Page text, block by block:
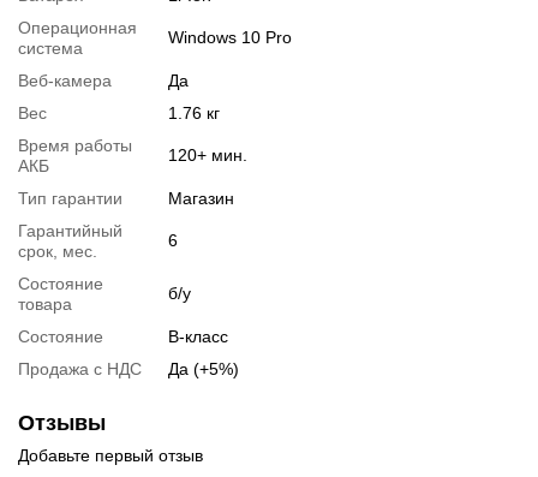
📧Запрос оптовой цены
Отслеживать на Facebook
Операционная
система
Windows 10 Pro
Веб-камера
Да
Вес
1.76 кг
Время работы
АКБ
120+ мин.
Тип гарантии
Магазин
Гарантийный
срок, мес.
6
Состояние
товара
б/у
Состояние
B-класс
Продажа с НДС
Да (+5%)
Отзывы
Добавьте первый отзыв